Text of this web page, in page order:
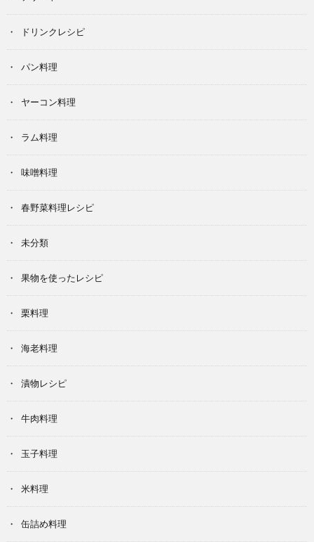
ドリンクレシピ
パン料理
ヤーコン料理
ラム料理
味噌料理
春野菜料理レシピ
未分類
果物を使ったレシピ
栗料理
海老料理
漬物レシピ
牛肉料理
玉子料理
米料理
缶詰め料理